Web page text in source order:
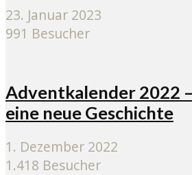
23. Januar 2023
991 Besucher
Adventkalender 2022
eine neue Geschichte
1. Dezember 2022
1.418 Besucher